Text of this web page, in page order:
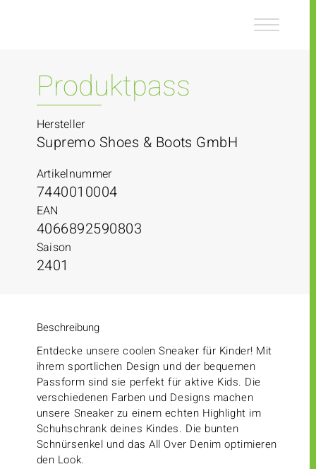
Produktpass
Hersteller
Supremo Shoes & Boots GmbH
Artikelnummer
7440010004
EAN
4066892590803
Saison
2401
Beschreibung
Entdecke unsere coolen Sneaker für Kinder! Mit
ihrem sportlichen Design und der bequemen
Passform sind sie perfekt für aktive Kids. Die
verschiedenen Farben und Designs machen
unsere Sneaker zu einem echten Highlight im
Schuhschrank deines Kindes. Die bunten
Schnürsenkel und das All Over Denim optimieren
den Look.